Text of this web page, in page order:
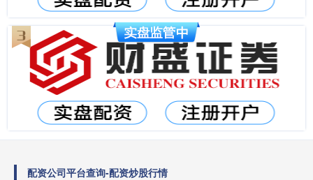
配资公司平台查询-配资炒股行情